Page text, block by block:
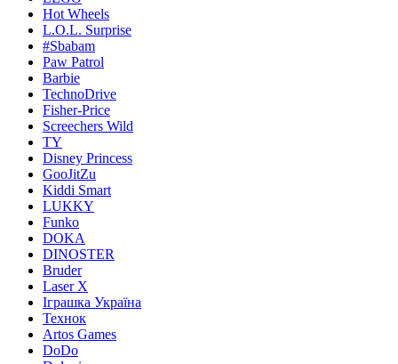
Hot Wheels
L.O.L. Surprise
#Sbabam
Paw Patrol
Barbie
TechnoDrive
Fisher-Price
Screechers Wild
TY
Disney Princess
GooJitZu
Kiddi Smart
LUKKY
Funko
DOKA
DINOSTER
Bruder
Laser X
Іграшка Україна
Технок
Artos Games
DoDo